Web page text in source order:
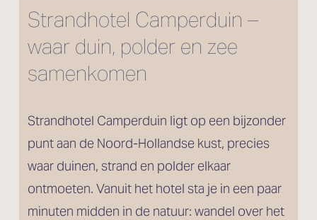
Strandhotel Camperduin –
waar duin, polder en zee
samenkomen
Strandhotel Camperduin ligt op een bijzonder
punt aan de Noord-Hollandse kust, precies
waar duinen, strand en polder elkaar
ontmoeten. Vanuit het hotel sta je in een paar
minuten midden in de natuur: wandel over het